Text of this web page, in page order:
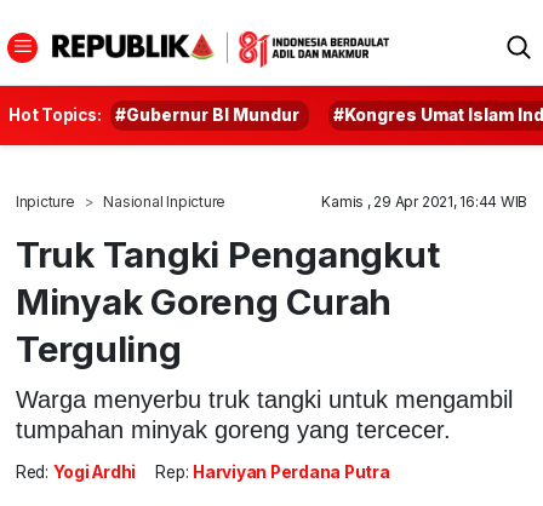
Hot Topics: #Gubernur BI Mundur #Kongres Umat Islam
Inpicture Nasional Inpicture Kamis , 29 Apr 2021, 16:44 WIB
Truk Tangki Pengangkut
Minyak Goreng Curah
Terguling
Warga menyerbu truk tangki untuk mengambil
tumpahan minyak goreng yang tercecer.
Red: Yogi Ardhi Rep: Harviyan Perdana Putra